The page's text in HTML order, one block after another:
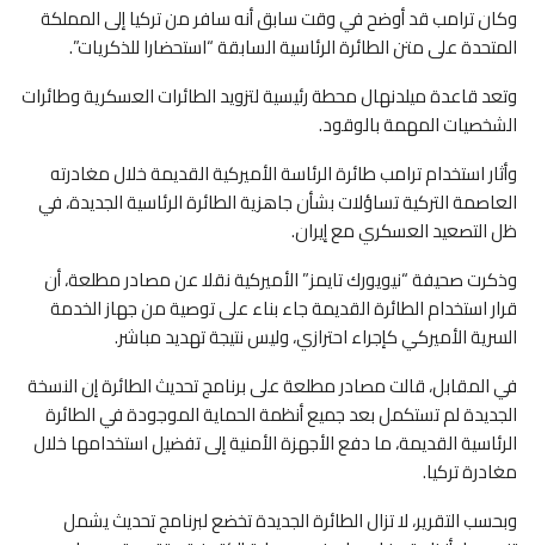
وكان ترامب قد أوضح في وقت سابق أنه سافر من تركيا إلى المملكة
المتحدة على متن الطائرة الرئاسية السابقة “استحضارا للذكريات”.
وتعد قاعدة ميلدنهال محطة رئيسية لتزويد الطائرات العسكرية وطائرات
الشخصيات المهمة بالوقود.
وأثار استخدام ترامب طائرة الرئاسة الأميركية القديمة خلال مغادرته
العاصمة التركية تساؤلات بشأن جاهزية الطائرة الرئاسية الجديدة، في
ظل التصعيد العسكري مع إيران.
وذكرت صحيفة “نيويورك تايمز” الأميركية نقلا عن مصادر مطلعة، أن
قرار استخدام الطائرة القديمة جاء بناء على توصية من جهاز الخدمة
السرية الأميركي كإجراء احترازي، وليس نتيجة تهديد مباشر.
في المقابل، قالت مصادر مطلعة على برنامج تحديث الطائرة إن النسخة
الجديدة لم تستكمل بعد جميع أنظمة الحماية الموجودة في الطائرة
الرئاسية القديمة، ما دفع الأجهزة الأمنية إلى تفضيل استخدامها خلال
مغادرة تركيا.
وبحسب التقرير، لا تزال الطائرة الجديدة تخضع لبرنامج تحديث يشمل